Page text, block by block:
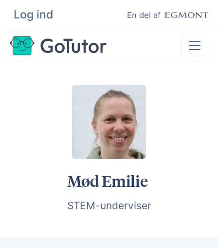
Log ind En del af
Søg
Lektiehjælp
Hjælp til ordblinde
Mød Emilie
STEM-underviser